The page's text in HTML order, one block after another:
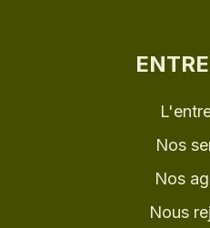
Nos
Nos
Nous